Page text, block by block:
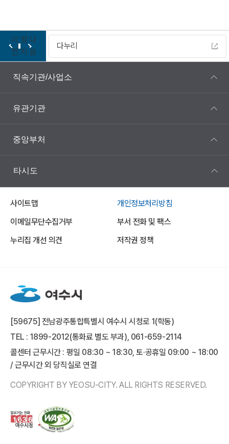
이
전
정
지
다
음
다누리
직속기관/사업소
유관기관
중앙부처
타시도
사이트맵
개인정보처리방침
이메일무단수집거부
부서 전화 및 팩스
누리집 개선 의견
저작권 정책
[59675] 전남광주통합특별시 여수시 시청로 1(학동)
TEL : 1899-2012(통화료 별도 부과), 061-659-2114
콜센터 근무시간 : 평일 08:30 ~ 18:30, 토·공휴일 09:00 ~ 18:00
/ 근무시간 외 당직실로 연결
COPYRIGHT BY YEOSU-CITY. ALL RIGHTS RESERVED.